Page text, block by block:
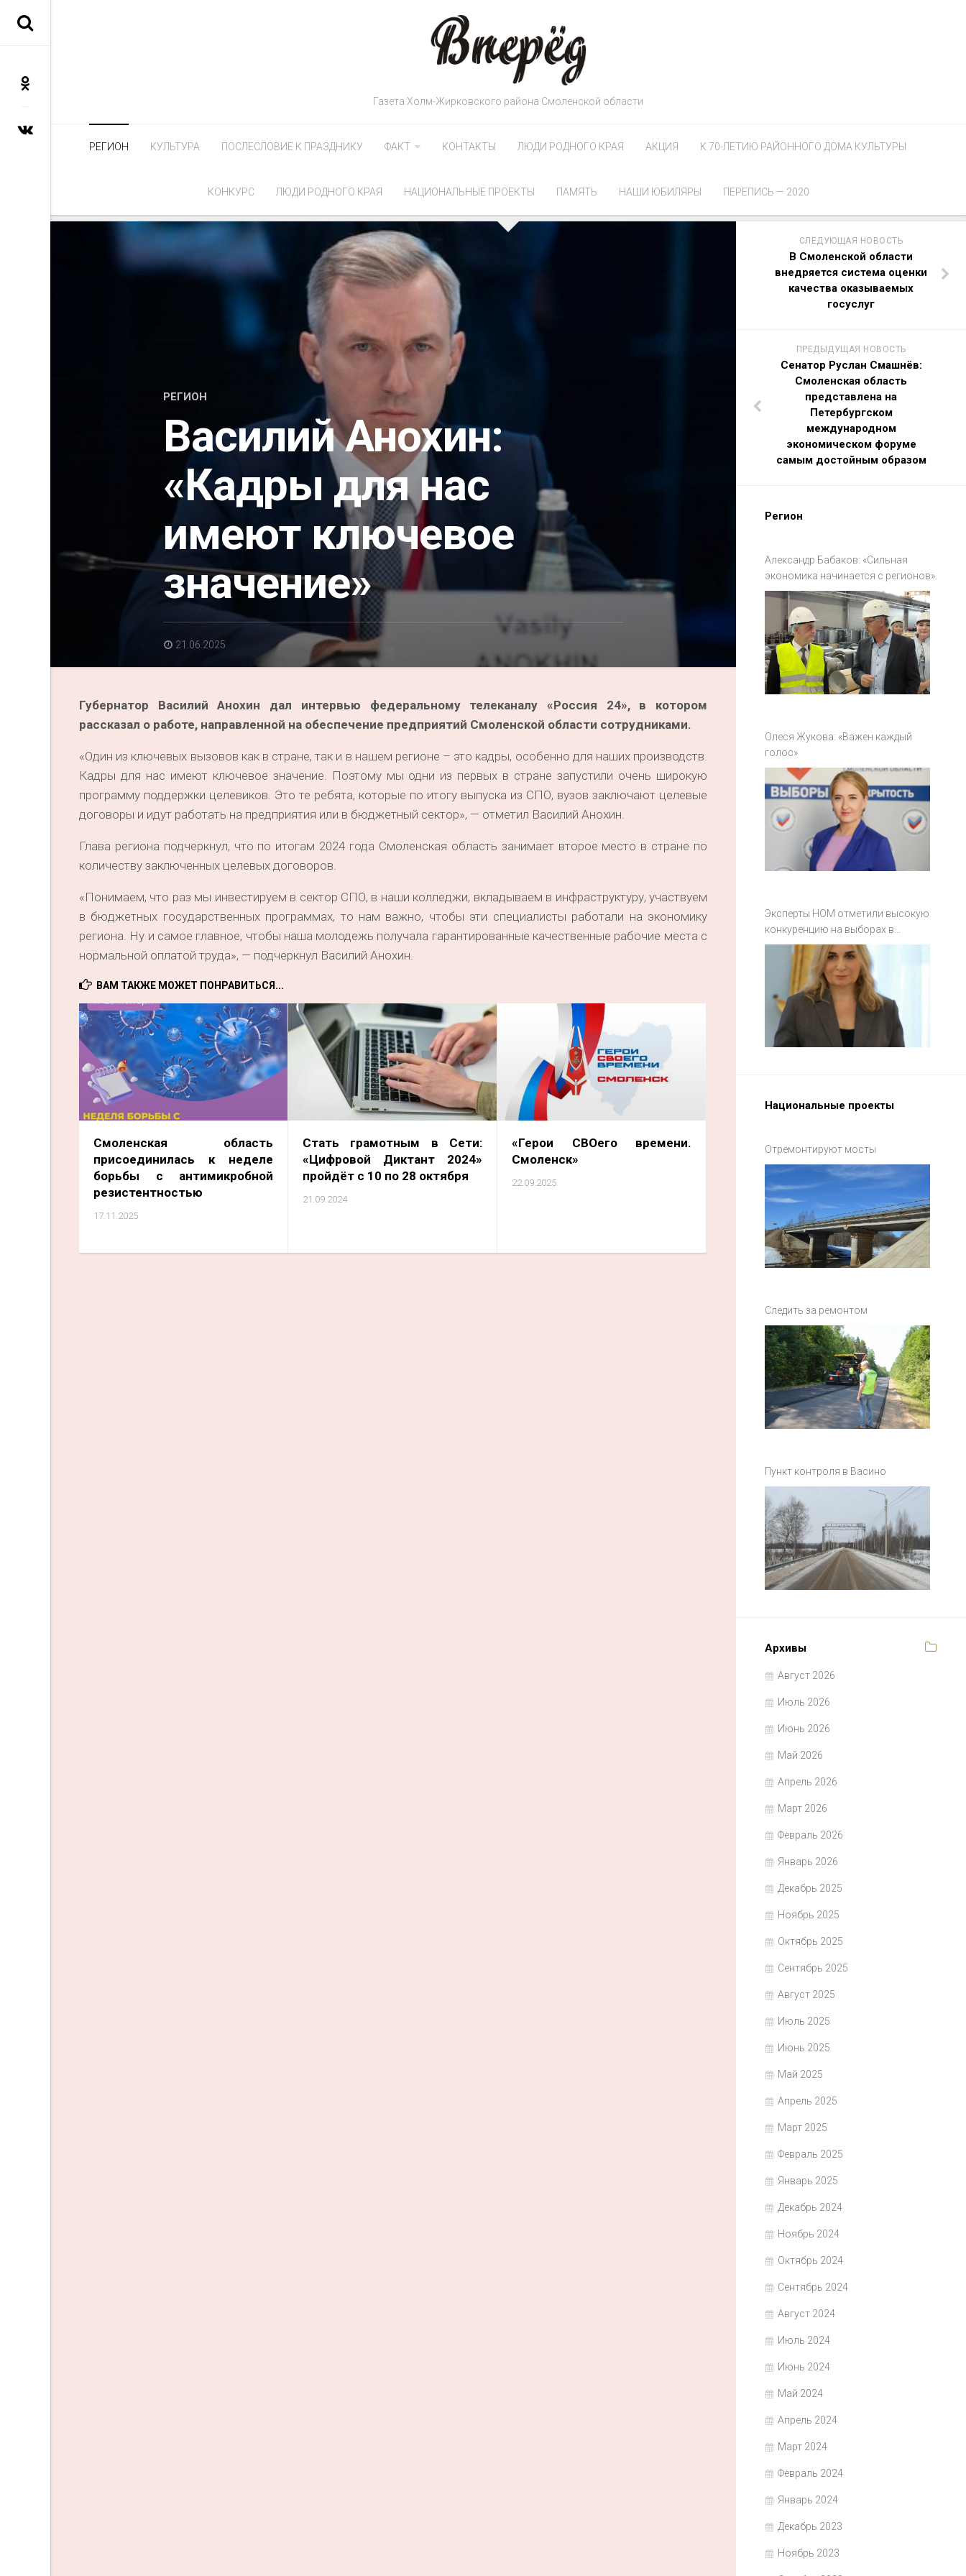
Газета Холм-Жирковского района Смоленской области
РЕГИОН КУЛЬТУРА ПОСЛЕСЛОВИЕ К ПРАЗДНИКУ ФАКТ КОНТАКТЫ ЛЮДИ РОДНОГО КРАЯ АКЦИЯ К 70-ЛЕТИЮ РАЙОННОГО ДОМА КУЛЬТУРЫ
КОНКУРС ЛЮДИ РОДНОГО КРАЯ НАЦИОНАЛЬНЫЕ ПРОЕКТЫ ПАМЯТЬ НАШИ ЮБИЛЯРЫ ПЕРЕПИСЬ — 2020
РЕГИОН
Василий Анохин:
«Кадры для нас
имеют ключевое
значение»
21.06.2025
Губернатор Василий Анохин дал интервью федеральному телеканалу «Россия 24», в котором
рассказал о работе, направленной на обеспечение предприятий Смоленской области сотрудниками.
«Один из ключевых вызовов как в стране, так и в нашем регионе – это кадры, особенно для наших производств.
Кадры для нас имеют ключевое значение. Поэтому мы одни из первых в стране запустили очень широкую
программу поддержки целевиков. Это те ребята, которые по итогу выпуска из СПО, вузов заключают целевые
договоры и идут работать на предприятия или в бюджетный сектор», — отметил Василий Анохин.
Глава региона подчеркнул, что по итогам 2024 года Смоленская область занимает второе место в стране по
количеству заключенных целевых договоров.
«Понимаем, что раз мы инвестируем в сектор СПО, в наши колледжи, вкладываем в инфраструктуру, участвуем
в бюджетных государственных программах, то нам важно, чтобы эти специалисты работали на экономику
региона. Ну и самое главное, чтобы наша молодежь получала гарантированные качественные рабочие места с
нормальной оплатой труда», — подчеркнул Василий Анохин.
ВАМ ТАКЖЕ МОЖЕТ ПОНРАВИТЬСЯ...
Смоленская область
присоединилась к неделе
борьбы с антимикробной
резистентностью
17.11.2025
Стать грамотным в Сети:
«Цифровой Диктант 2024»
пройдёт с 10 по 28 октября
21.09.2024
«Герои СВОего времени.
Смоленск»
22.09.2025
СЛЕДУЮЩАЯ НОВОСТЬ
В Смоленской области
внедряется система оценки
качества оказываемых
госуслуг
ПРЕДЫДУЩАЯ НОВОСТЬ
Сенатор Руслан Смашнёв:
Смоленская область
представлена на
Петербургском
международном
экономическом форуме
самым достойным образом
Регион
Александр Бабаков: «Сильная
экономика начинается с регионов».
Олеся Жукова: «Важен каждый
голос»
Эксперты НОМ отметили высокую
конкуренцию на выборах в
Смоленской области
Национальные проекты
Отремонтируют мосты
Следить за ремонтом
Пункт контроля в Васино
Архивы
Август 2026
Июль 2026
Июнь 2026
Май 2026
Апрель 2026
Март 2026
Февраль 2026
Январь 2026
Декабрь 2025
Ноябрь 2025
Октябрь 2025
Сентябрь 2025
Август 2025
Июль 2025
Июнь 2025
Май 2025
Апрель 2025
Март 2025
Февраль 2025
Январь 2025
Декабрь 2024
Ноябрь 2024
Октябрь 2024
Сентябрь 2024
Август 2024
Июль 2024
Июнь 2024
Май 2024
Апрель 2024
Март 2024
Февраль 2024
Январь 2024
Декабрь 2023
Ноябрь 2023